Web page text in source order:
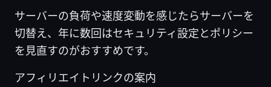
サーバーの負荷や速度変動を感じたらサーバーを
切替え、年に数回はセキュリティ設定とポリシー
を見直すのがおすすめです。
アフィリエイトリンクの案内